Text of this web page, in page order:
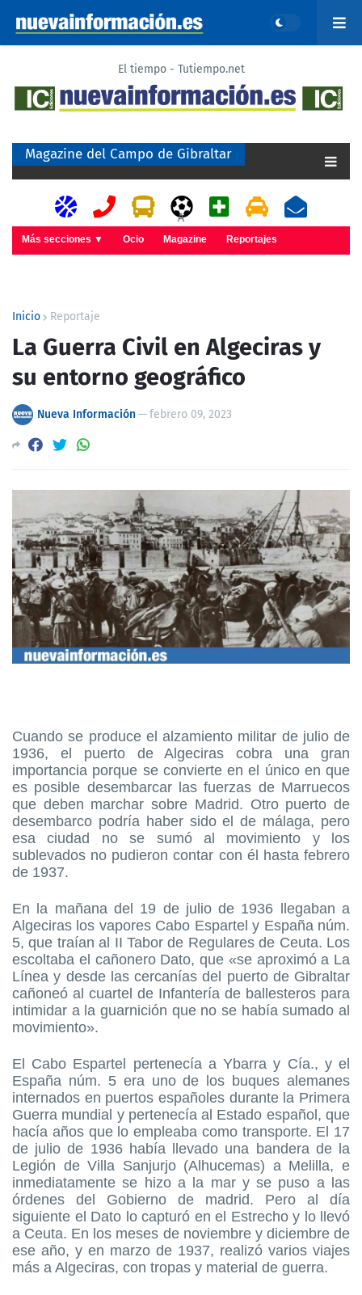
El tiempo - Tutiempo.net
Magazine del Campo de Gibraltar
A
Más secciones ▼ Ocio Magazine Reportajes
Inicio Reportaje
La Guerra Civil en Algeciras y
su entorno geográfico
Nueva Información—febrero 09, 2023
Cuando se produce el alzamiento militar de julio de
1936, el puerto de Algeciras cobra una gran
importancia porque se convierte en el único en que
es posible desembarcar las fuerzas de Marruecos
que deben marchar sobre Madrid. Otro puerto de
desembarco podría haber sido el de málaga, pero
esa ciudad no se sumó al movimiento y los
sublevados no pudieron contar con él hasta febrero
de 1937.
En la mañana del 19 de julio de 1936 llegaban a
Algeciras los vapores Cabo Espartel y España núm.
5, que traían al II Tabor de Regulares de Ceuta. Los
escoltaba el cañonero Dato, que «se aproximó a La
Línea y desde las cercanías del puerto de Gibraltar
cañoneó al cuartel de Infantería de ballesteros para
intimidar a la guarnición que no se había sumado al
movimiento».
El Cabo Espartel pertenecía a Ybarra y Cía., y el
España núm. 5 era uno de los buques alemanes
internados en puertos españoles durante la Primera
Guerra mundial y pertenecía al Estado español, que
hacía años que lo empleaba como transporte. El 17
de julio de 1936 había llevado una bandera de la
Legión de Villa Sanjurjo (Alhucemas) a Melilla, e
inmediatamente se hizo a la mar y se puso a las
órdenes del Gobierno de madrid. Pero al día
siguiente el Dato lo capturó en el Estrecho y lo llevó
a Ceuta. En los meses de noviembre y diciembre de
ese año, y en marzo de 1937, realizó varios viajes
más a Algeciras, con tropas y material de guerra.